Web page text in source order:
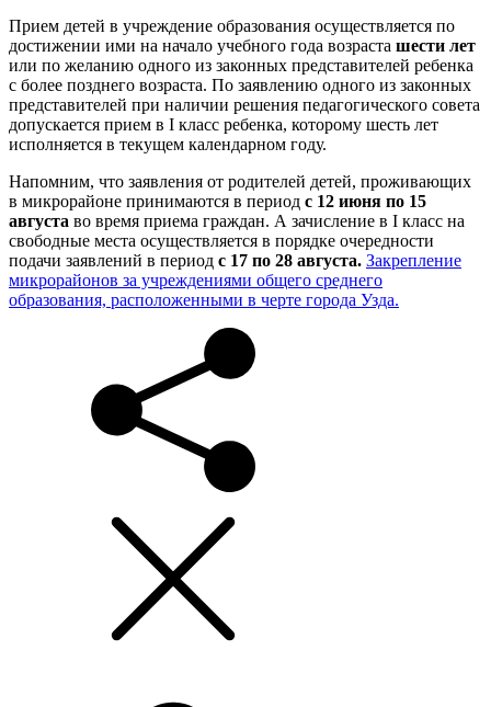
Прием детей в учреждение образования осуществляется по
достижении ими на начало учебного года возраста шести лет
или по желанию одного из законных представителей ребенка
с более позднего возраста. По заявлению одного из законных
представителей при наличии решения педагогического совета
допускается прием в I класс ребенка, которому шесть лет
исполняется в текущем календарном году.
Напомним, что заявления от родителей детей, проживающих
в микрорайоне принимаются в период с 12 июня по 15
августа во время приема граждан. А зачисление в I класс на
свободные места осуществляется в порядке очередности
подачи заявлений в период с 17 по 28 августа. Закрепление
микрорайонов за учреждениями общего среднего
образования, расположенными в черте города Узда.